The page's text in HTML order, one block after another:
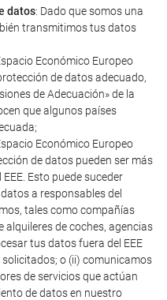
datos: Dado que somos una
transmitimos tus datos
Económico Europeo
de datos adecuado,
de Adecuación» de la
que algunos países
Económico Europeo
de datos pueden ser más
Esto puede suceder
a responsables del
tales como compañías
alquileres de coches, agencias
tus datos fuera del EEE
o (ii) comunicamos
de servicios que actúan
de datos en nuestro